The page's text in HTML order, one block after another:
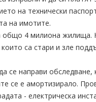
на технически
на имотите.
общо 4 милиона жилища.
които са стари и зле
се направи обследване,
се е амортизирало.
- електрическа